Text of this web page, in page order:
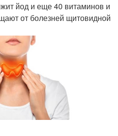
йод и еще 40 витаминов и
от болезней щитовидной